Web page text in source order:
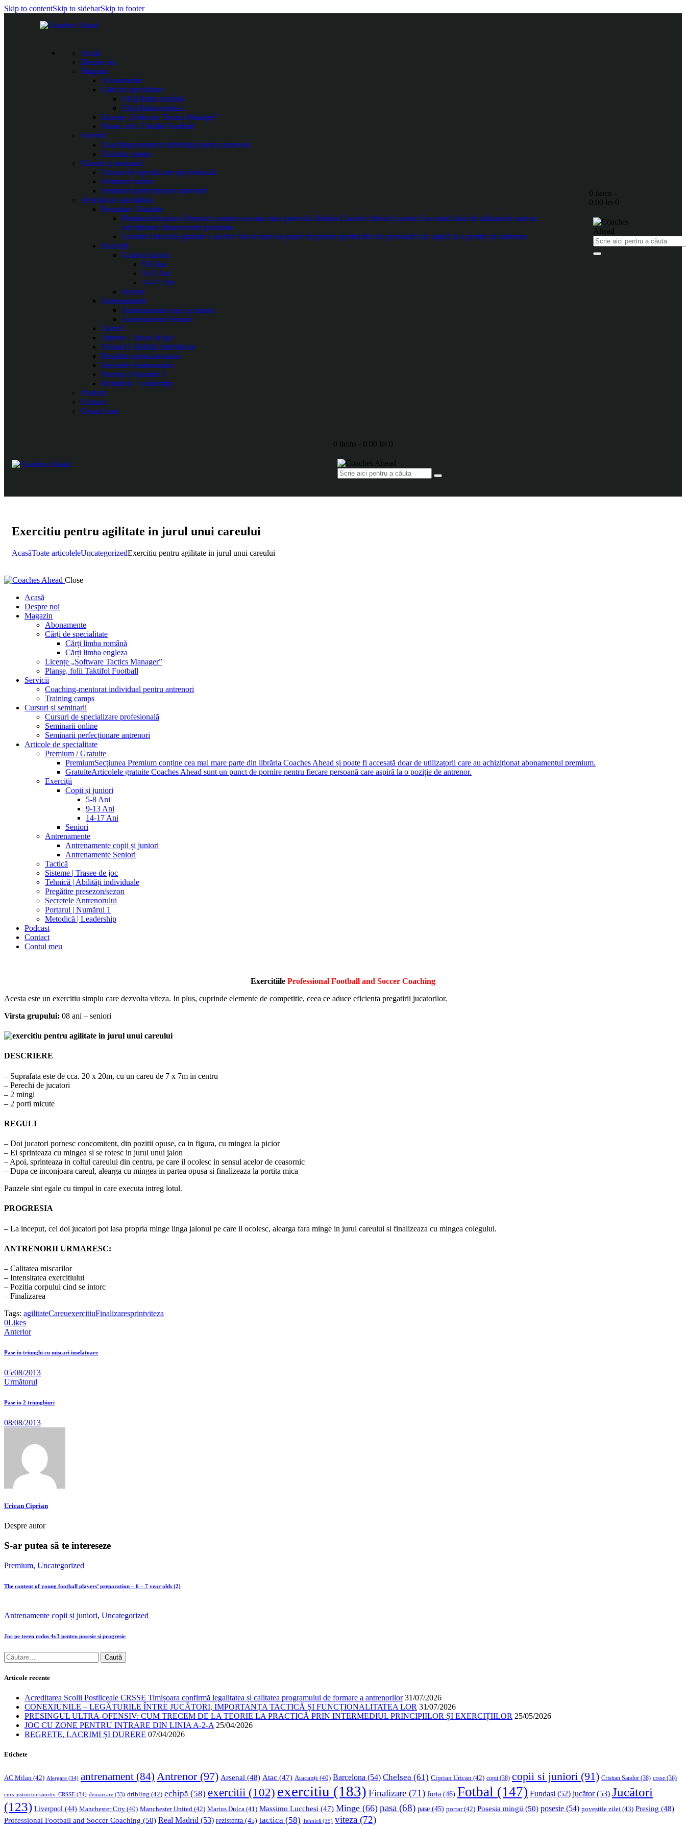
Skip to contentSkip to sidebarSkip to footer
Acasă
Despre noi
Magazin
Abonamente
Cărți de specialitate
Cărți limba română
Cărți limba engleza
Licențe „Software Tactics Manager”
Planșe, folii Taktifol Football
Servicii
Coaching-mentorat individual pentru antrenori
Training camps
Cursuri și seminarii
Cursuri de specializare profesională
Seminarii online
Seminarii perfecționare antrenori
Articole de specialitate
Premium / Gratuite
PremiumSecțiunea Premium conține cea mai mare parte din librăria Coaches Ahead și poate fi accesată doar de utilizatorii care au
achiziționat abonamentul premium.
GratuiteArticolele gratuite Coaches Ahead sunt un punct de pornire pentru fiecare persoană care aspiră la o poziție de antrenor.
Exerciții
Copii și juniori
5-8 Ani
9-13 Ani
14-17 Ani
Seniori
Antrenamente
Antrenamente copii și juniori
Antrenamente Seniori
Tactică
Sisteme | Trasee de joc
Tehnică | Abilități individuale
Pregătire presezon/sezon
Secretele Antrenorului
Portarul | Numărul 1
Metodică | Leadership
Podcast
Contact
Contul meu
0 items -
0.00 lei 0
0 items - 0.00 lei 0
Exercitiu pentru agilitate in jurul unui careului
AcasăToate articoleleUncategorizedExercitiu pentru agilitate in jurul unui careului
Close
Acasă
Despre noi
Magazin
Abonamente
Cărți de specialitate
Cărți limba română
Cărți limba engleza
Licențe „Software Tactics Manager”
Planșe, folii Taktifol Football
Servicii
Coaching-mentorat individual pentru antrenori
Training camps
Cursuri și seminarii
Cursuri de specializare profesională
Seminarii online
Seminarii perfecționare antrenori
Articole de specialitate
Premium / Gratuite
PremiumSecțiunea Premium conține cea mai mare parte din librăria Coaches Ahead și poate fi accesată doar de utilizatorii care au achiziționat abonamentul premium.
GratuiteArticolele gratuite Coaches Ahead sunt un punct de pornire pentru fiecare persoană care aspiră la o poziție de antrenor.
Exerciții
Copii și juniori
5-8 Ani
9-13 Ani
14-17 Ani
Seniori
Antrenamente
Antrenamente copii și juniori
Antrenamente Seniori
Tactică
Sisteme | Trasee de joc
Tehnică | Abilități individuale
Pregătire presezon/sezon
Secretele Antrenorului
Portarul | Numărul 1
Metodică | Leadership
Podcast
Contact
Contul meu
Exercitiile Professional Football and Soccer Coaching
Acesta este un exercitiu simplu care dezvolta viteza. In plus, cuprinde elemente de competitie, ceea ce aduce eficienta pregatirii jucatorilor.
Virsta grupului: 08 ani – seniori
DESCRIERE
– Suprafata este de cca. 20 x 20m, cu un careu de 7 x 7m in centru
– Perechi de jucatori
– 2 mingi
– 2 porti micute
REGULI
– Doi jucatori pornesc concomitent, din pozitii opuse, ca in figura, cu mingea la picior
– Ei sprinteaza cu mingea si se rotesc in jurul unui jalon
– Apoi, sprinteaza in coltul careului din centru, pe care il ocolesc in sensul acelor de ceasornic
– Dupa ce inconjoara careul, alearga cu mingea in partea opusa si finalizeaza la portita mica
Pauzele sint egale cu timpul in care executa intreg lotul.
PROGRESIA
– La inceput, cei doi jucatori pot lasa propria minge linga jalonul pe care il ocolesc, alearga fara minge in jurul careului si finalizeaza cu mingea colegului.
ANTRENORII URMARESC:
– Calitatea miscarilor
– Intensitatea exercitiului
– Pozitia corpului cind se intorc
– Finalizarea
Tags: agilitateCareuexercitiuFinalizaresprintviteza
0Likes
Anterior
Pase in triunghi cu miscari inselatoare
05/08/2013
Următorul
Pase in 2 triunghiuri
08/08/2013
Urican Ciprian
Despre autor
S-ar putea să te intereseze
Premium, Uncategorized
The content of young football players’ preparation – 6 – 7 year olds (2)
Antrenamente copii și juniori, Uncategorized
Joc pe teren redus 4v3 pentru posesie si progresie
Articole recente
Acreditarea Școlii Postliceale CRSSE Timișoara confirmă legalitatea și calitatea programului de formare a antrenorilor 31/07/2026
CONEXIUNILE – LEGĂTURILE ÎNTRE JUCĂTORI, IMPORTANȚA TACTICĂ ȘI FUNCȚIONALITATEA LOR 31/07/2026
PRESINGUL ULTRA-OFENSIV: CUM TRECEM DE LA TEORIE LA PRACTICĂ PRIN INTERMEDIUL PRINCIPIILOR ȘI EXERCIȚIILOR 25/05/2026
JOC CU ZONE PENTRU INTRARE DIN LINIA A-2-A 25/04/2026
REGRETE, LACRIMI ȘI DURERE 07/04/2026
Etichete
AC Milan (42) Alergare (34) antrenament (84) Antrenor(97) Arsenal (48) Atac (47) Atacanți (40) Barcelona (54) Chelsea (61) Ciprian Urican (42) copii (38) copii si juniori (91) Cristian Sandor (38) crsse (36)
curs instructor sportiv. CRSSE (34) demarcare (33) dribling (42) echipă (58) exercitii (102) exercitiu (183) Finalizare (71) forta (46) Fotbal (147) Fundași (52) jucător(53) Jucători
(123) Liverpool (44) Manchester City (40) Manchester United (42) Marius Dulca (41) Massimo Lucchesi (47) Minge (66) pasa (68) pase (45) portar(42) Posesia mingii (50) posesie (54) povestile zilei (43) Presing (48)
Professional Football and Soccer Coaching (50) Real Madrid (53) rezistenta (45) tactica (58) Tehnică (35) viteza (72)